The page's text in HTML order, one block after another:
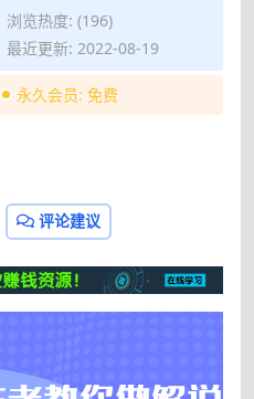
浏览热度: (196)
最近更新: 2022-08-19
永久会员: 免费
评论建议